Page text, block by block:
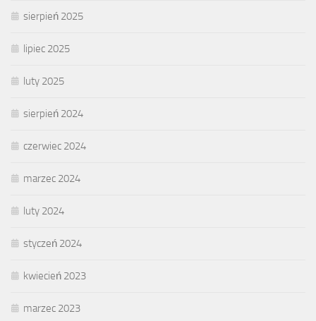
sierpień 2025
lipiec 2025
luty 2025
sierpień 2024
czerwiec 2024
marzec 2024
luty 2024
styczeń 2024
kwiecień 2023
marzec 2023